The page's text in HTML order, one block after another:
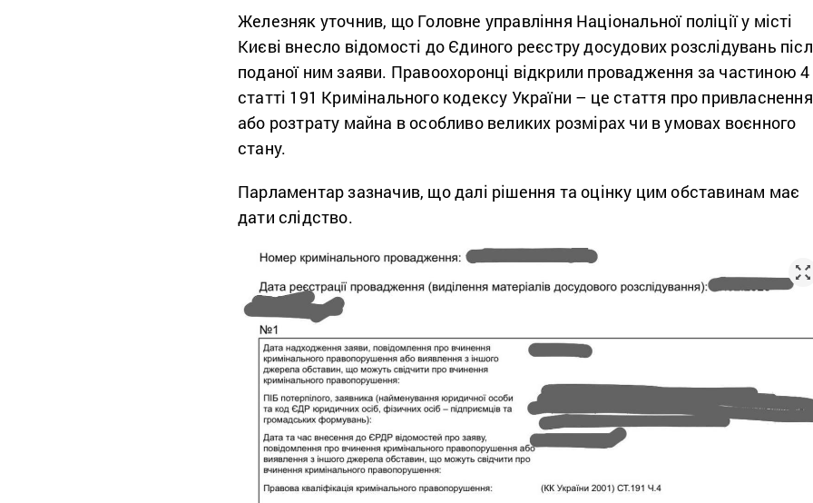
Железняк уточнив, що Головне управління Національної поліції у місті
Києві внесло відомості до Єдиного реєстру досудових розслідувань
поданої ним заяви. Правоохоронці відкрили провадження за частиною 4
статті 191 Кримінального кодексу України – це стаття про привласнення
або розтрату майна в особливо великих розмірах чи в умовах воєнного
стану.
Парламентар зазначив, що далі рішення та оцінку цим обставинам має
дати слідство.